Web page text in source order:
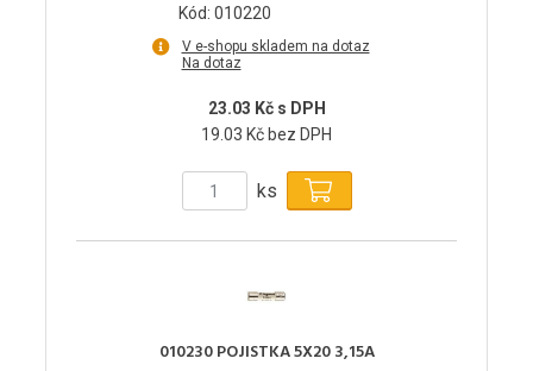
Kód: 010220
V e-shopu skladem na dotaz
Na dotaz
23.03 Kč s DPH
19.03 Kč bez DPH
ks
010230 POJISTKA 5X20 3,15A